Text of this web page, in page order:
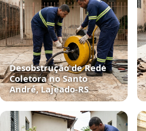
Desobstrução de Rede
Coletora no Santo
André, Lajeado‑RS